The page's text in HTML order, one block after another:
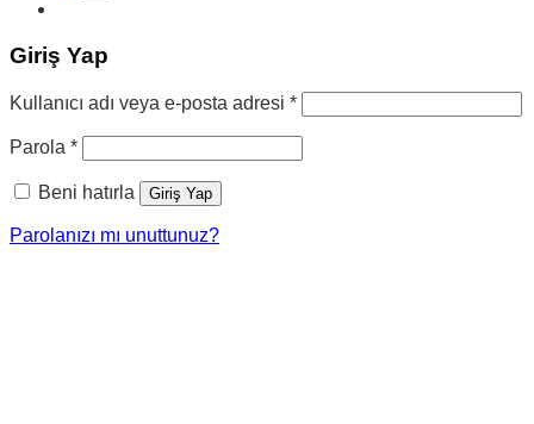
Giriş Yap
Kullanıcı adı veya e-posta adresi *Gerekli
Parola *Gerekli
Beni hatırla Giriş Yap
Parolanızı mı unuttunuz?